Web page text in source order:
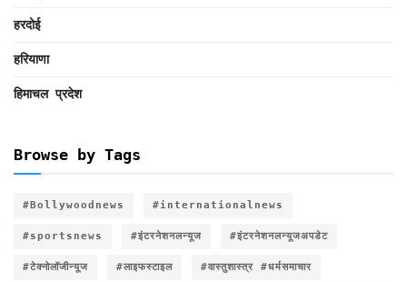
हरदोई
हरियाणा
हिमाचल प्रदेश
Browse by Tags
#Bollywoodnews #internationalnews
#sportsnews #इंटरनेशनलन्यूज #इंटरनेशनलन्यूजअपडेट
#टेक्नोलॉजीन्यूज #लाइफस्टाइल #वास्तुशास्त्र #धर्मसमाचार